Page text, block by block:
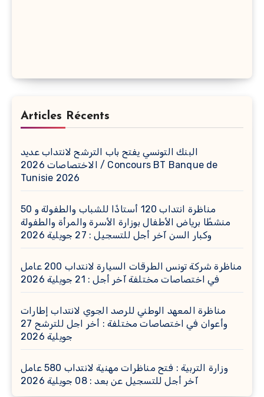
Articles Récents
البنك التونسي يفتح باب الترشح لانتداب عديد
الاختصاصات 2026 / Concours BT Banque de
Tunisie 2026
مناظرة انتداب 120 أستاذًا للشباب والطفولة و 50
منشطًا برياض الأطفال بوزارة الأسرة والمرأة والطفولة
وكبار السن آخر أجل للتسجيل : 27 جويلية 2026
مناظرة شركة تونس الطرقات السيارة لانتداب 200 عامل
في اختصاصات مختلفة آخر أجل : 21 جويلية 2026
مناظرة المعهد الوطني للرصد الجوي لانتداب إطارات
وأعوان في اختصاصات مختلفة : أخر اجل للترشح 27
جويلية 2026
وزارة التربية : فتح مناظرات مهنية لانتداب 580 عامل
آخر أجل للتسجيل عن بعد : 08 جويلية 2026